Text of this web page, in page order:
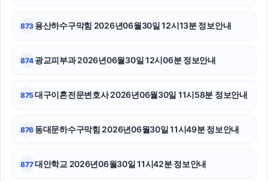
강남상간녀소송변호사
부천이혼전문변호사
서초구하수구막힘
873 용산하수구막힘 2026년06월30일 12시13분 정보안내
874 광교피부과 2026년06월30일 12시06분 정보안내
875대구이혼전문변호사 2026년06월30일 11시58분 정보안내
876 동대문하수구막힘 2026년06월30일 11시49분 정보안내
877대안학교 2026년06월30일 11시42분 정보안내